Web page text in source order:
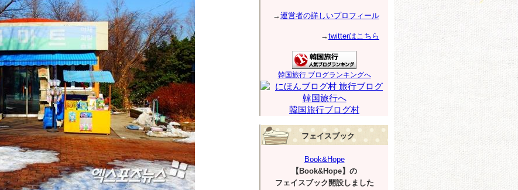
→運営者の詳しいプロフィール
→twitterはこちら
韓国旅行 ブログランキングへ
韓国旅行ブログ村
フェイスブック
Book&Hope
【Book&Hope】の
フェイスブック開設しました